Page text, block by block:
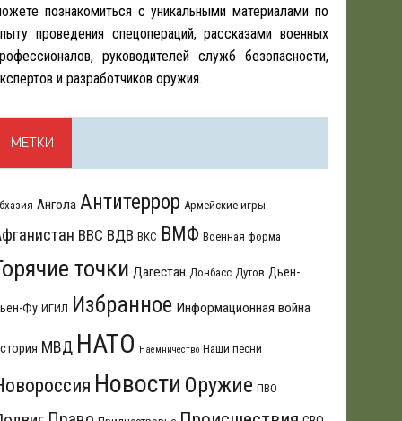
познакомиться с уникальными материалами по
проведения спецопераций, рассказами военных
руководителей служб безопасности,
и разработчиков оружия.
МЕТКИ
Ангола Антитеррор Армейские игры
ВВС ВДВ ВКС ВМФ Военная форма
точки Дагестан Донбасс Дутов Дьен-
Фу ИГИЛ Избранное Информационная война
МВД НАТО Наемничество Наши песни
Новости Оружие ПВО